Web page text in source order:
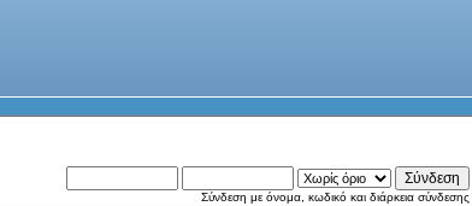
Σύνδεση με όνομα, κωδικό και διάρκεια σύνδεσης